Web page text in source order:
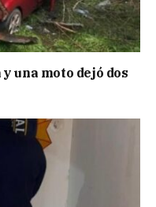
una moto dejó dos